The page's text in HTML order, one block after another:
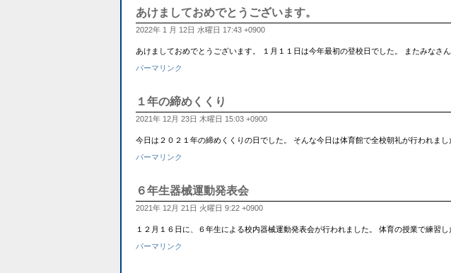
あけましておめでとうございます。
2022年 1 月 12日 水曜日 17:43 +0900
あけましておめでとうございます。 １月１１日は今年最初の登校日でした。 またみな
パーマリンク
１年の締めくくり
2021年 12月 23日 木曜日 15:03 +0900
今日は２０２１年の締めくくりの日でした。 そんな今日は体育館で全校朝礼が行われま
パーマリンク
６年生器械運動発表会
2021年 12月 21日 火曜日 9:22 +0900
１２月１６日に、６年生による校内器械運動発表会が行われました。 体育の授業で練
パーマリンク